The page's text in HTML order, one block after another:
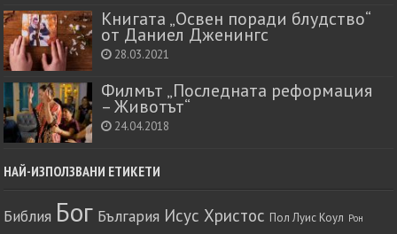
Книгата „Освен поради блудство“
от Даниел Дженингс
28.03.2021
Филмът „Последната реформация
– Животът“
24.04.2018
НАЙ-ИЗПОЛЗВАНИ ЕТИКЕТИ
Библия Бог България Исус Христос Пол Луис Коул Рон